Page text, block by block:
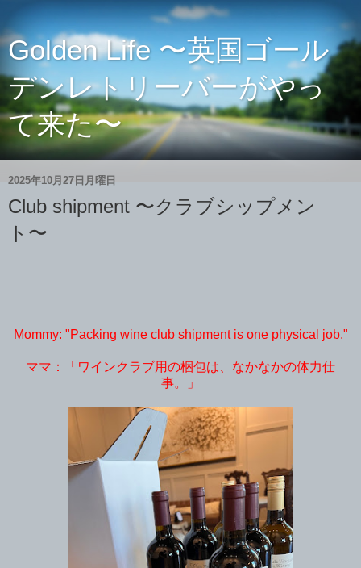
Golden Life 〜英国ゴール
デンレトリーバーがやっ
て来た〜
2025年10月27日月曜日
Club shipment 〜クラブシップメン
ト〜
Mommy: "Packing wine club shipment is one physical job."
ママ：「ワインクラブ用の梱包は、なかなかの体力仕
事。」